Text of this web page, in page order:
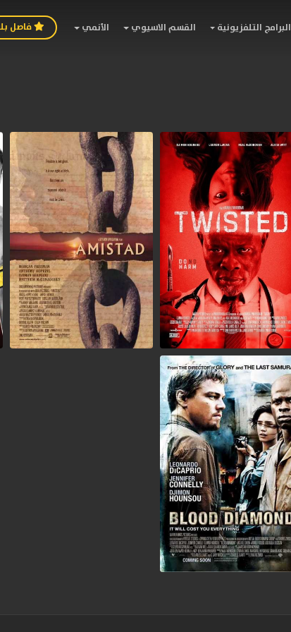
البرامج التلفزيونية القسم الاسيوي الأنمي فاصل